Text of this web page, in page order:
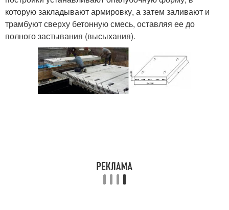
которую закладывают армировку, а затем заливают и
трамбуют сверху бетонную смесь, оставляя ее до
полного застывания (высыхания).